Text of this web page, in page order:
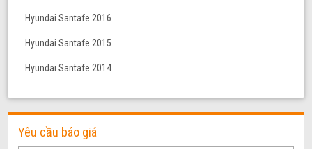
Hyundai Santafe 2016
Hyundai Santafe 2015
Hyundai Santafe 2014
Yêu cầu báo giá